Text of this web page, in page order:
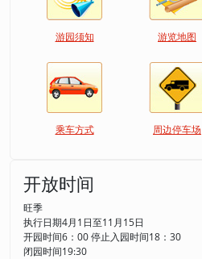
游园须知 游览地图
乘车方式 周边停车场
开放时间
旺季
执行日期4月1日至11月15日
开园时间6：00 停止入园时间18：30
闭园时间19:30